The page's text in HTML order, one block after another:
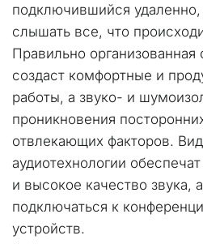
подключившийся удаленно,
слышать все, что
Правильно
создаст комфортные и
работы, а звуко- и
проникновения
отвлекающих факторов.
аудиотехнологии
и высокое качество звука,
подключаться к
устройств.